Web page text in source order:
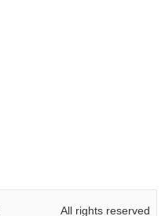
All rights reserved